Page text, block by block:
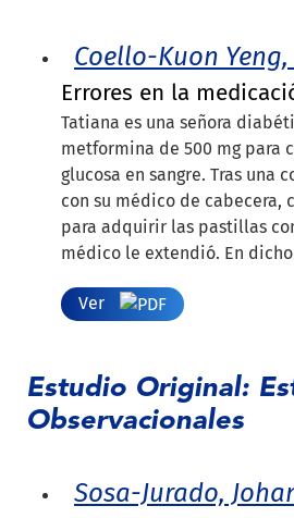
Coello-Kuon
Errores en la
Tatiana es una señora
metformina de 500 mg para
glucosa en sangre. Tras una
con su médico de cabecera,
para adquirir las pastillas
médico le extendió. En
Ver
Estudio Original:
Observacionales
Sosa-Jurado,